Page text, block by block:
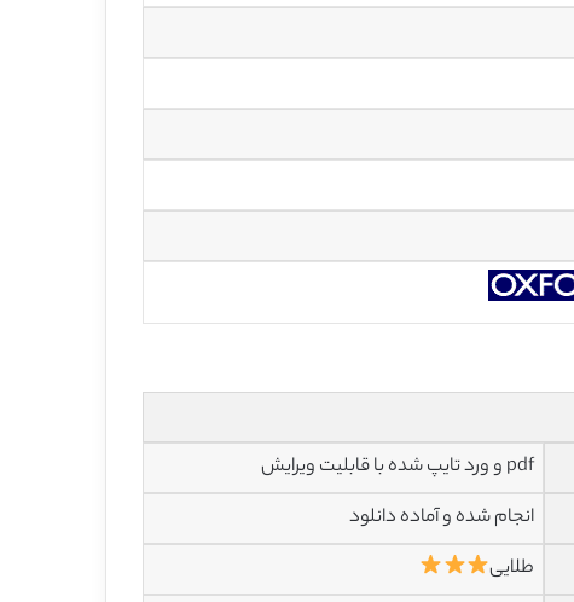
pdf و ورد تایپ شده با قابلیت ویرایش
انجام شده و آماده دانلود
طلایی